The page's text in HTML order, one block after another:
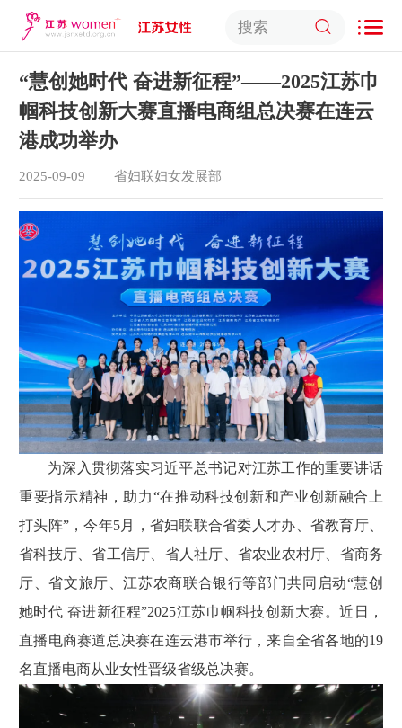
“慧创她时代 奋进新征程”——2025江苏巾
帼科技创新大赛直播电商组总决赛在连云
港成功举办
2025-09-09 省妇联妇女发展部
为深入贯彻落实习近平总书记对江苏工作的重要讲话
重要指示精神，助力“在推动科技创新和产业创新融合上
打头阵”，今年5月，省妇联联合省委人才办、省教育厅、
省科技厅、省工信厅、省人社厅、省农业农村厅、省商务
厅、省文旅厅、江苏农商联合银行等部门共同启动“慧创
她时代 奋进新征程”2025江苏巾帼科技创新大赛。近日，
直播电商赛道总决赛在连云港市举行，来自全省各地的19
名直播电商从业女性晋级省级总决赛。